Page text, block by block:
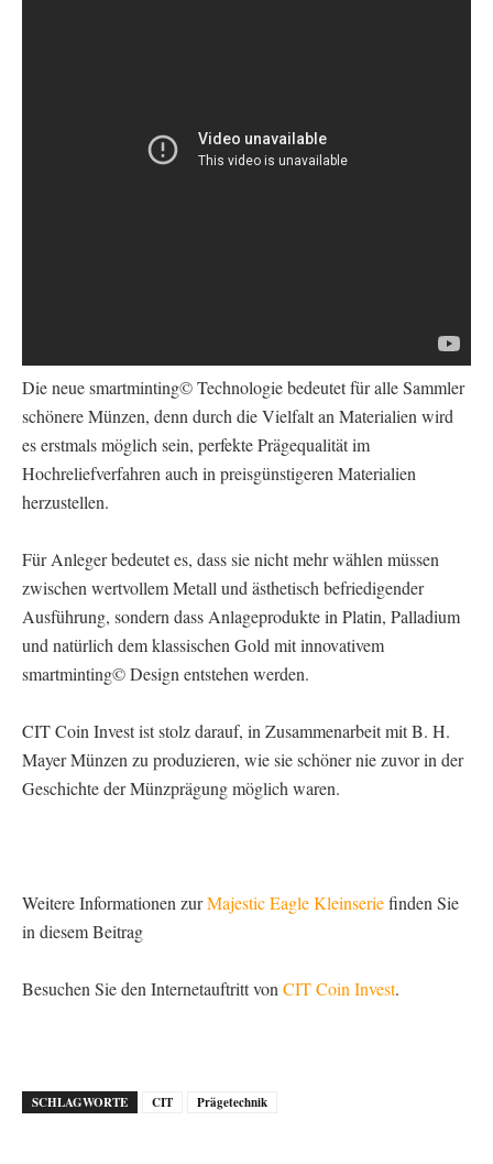
Die neue smartminting© Technologie bedeutet für alle Sammler
schönere Münzen, denn durch die Vielfalt an Materialien wird
es erstmals möglich sein, perfekte Prägequalität im
Hochreliefverfahren auch in preisgünstigeren Materialien
herzustellen.
Für Anleger bedeutet es, dass sie nicht mehr wählen müssen
zwischen wertvollem Metall und ästhetisch befriedigender
Ausführung, sondern dass Anlageprodukte in Platin, Palladium
und natürlich dem klassischen Gold mit innovativem
smartminting© Design entstehen werden.
CIT Coin Invest ist stolz darauf, in Zusammenarbeit mit B. H.
Mayer Münzen zu produzieren, wie sie schöner nie zuvor in der
Geschichte der Münzprägung möglich waren.
Weitere Informationen zurMajestic Eagle Kleinseriefinden Sie
in diesem Beitrag
Besuchen Sie den Internetauftritt vonCIT Coin Invest.
SCHLAGWORTE CIT Prägetechnik